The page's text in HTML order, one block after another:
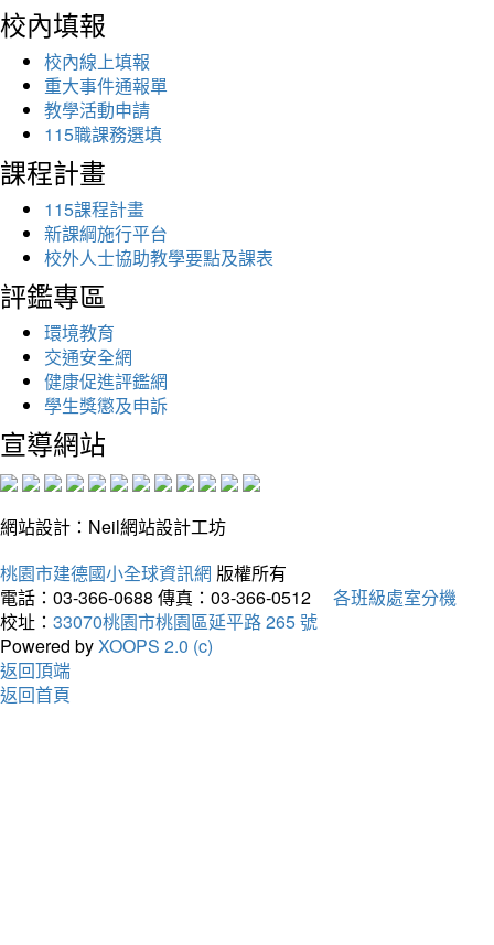
校內填報
校內線上填報
重大事件通報單
教學活動申請
115職課務選填
課程計畫
115課程計畫
新課綱施行平台
校外人士協助教學要點及課表
評鑑專區
環境教育
交通安全網
健康促進評鑑網
學生獎懲及申訴
宣導網站
網站設計：Neil網站設計工坊
桃園市建德國小全球資訊網 版權所有
電話：03-366-0688 傳真：03-366-0512
各班級處室分機
校址： 33070桃園市桃園區延平路 265 號
Powered byXOOPS 2.0 (c)
返回頂端
返回首頁